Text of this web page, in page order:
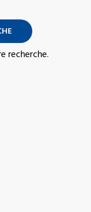
recherche.